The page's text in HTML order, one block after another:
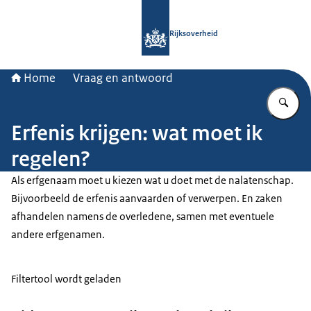
Rijksoverheid
Home Vraag en antwoord
Erfenis krijgen: wat moet ik
regelen?
Als erfgenaam moet u kiezen wat u doet met de nalatenschap.
Bijvoorbeeld de erfenis aanvaarden of verwerpen. En zaken
afhandelen namens de overledene, samen met eventuele
andere erfgenamen.
Filtertool wordt geladen